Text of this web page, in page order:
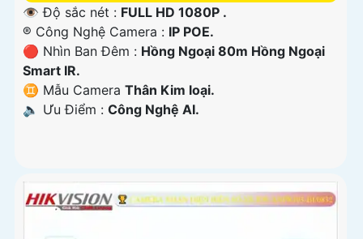
👁 Độ sắc nét : FULL HD 1080P .
®️ Công Nghệ Camera : IP POE.
🔴 Nhìn Ban Đêm : Hồng Ngoại 80m Hồng Ngoại
Smart IR.
♊ Mẫu Camera Thân Kim loại.
️🔈 Ưu Điểm : Công Nghệ AI.